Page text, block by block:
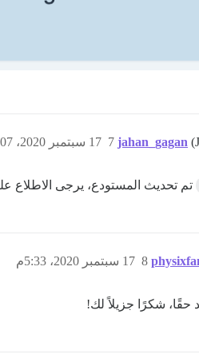
jahan_gagan 17 سبتمبر 2020، 11:07ص 7
تم تحديث المستودع، يرجى الاطلاع
17 سبتمبر 2020، 5:33م 8
حقًا، شكرًا جزيلاً لك!